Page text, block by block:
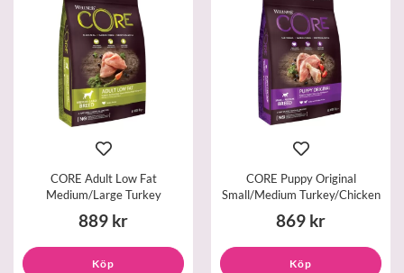
CORE Adult Low Fat
Medium/Large Turkey
889 kr
Köp
CORE Puppy Original
Small/Medium Turkey/Chicken
869 kr
Köp